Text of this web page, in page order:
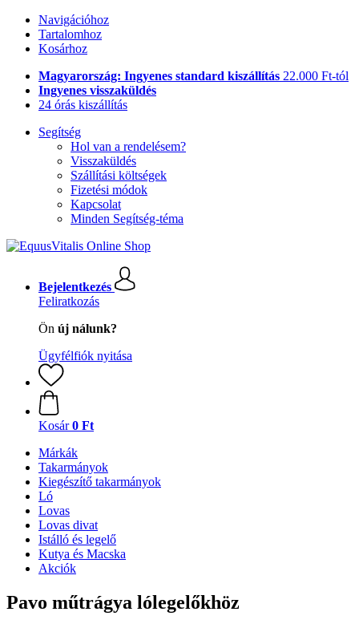
Navigációhoz
Tartalomhoz
Kosárhoz
Magyarország: Ingyenes standard kiszállítás 22.000 Ft-tól
Ingyenes visszaküldés
24 órás kiszállítás
Segítség
Hol van a rendelésem?
Visszaküldés
Szállítási költségek
Fizetési módok
Kapcsolat
Minden Segítség-téma
Bejelentkezés
Feliratkozás
Ön új nálunk?
Ügyfélfiók nyitása
Kosár 0 Ft
Márkák
Takarmányok
Kiegészítő takarmányok
Ló
Lovas
Lovas divat
Istálló és legelő
Kutya és Macska
Akciók
Pavo műtrágya lólegelőkhöz